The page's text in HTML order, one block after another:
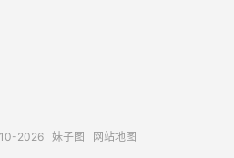
2026 妹子图 网站地图